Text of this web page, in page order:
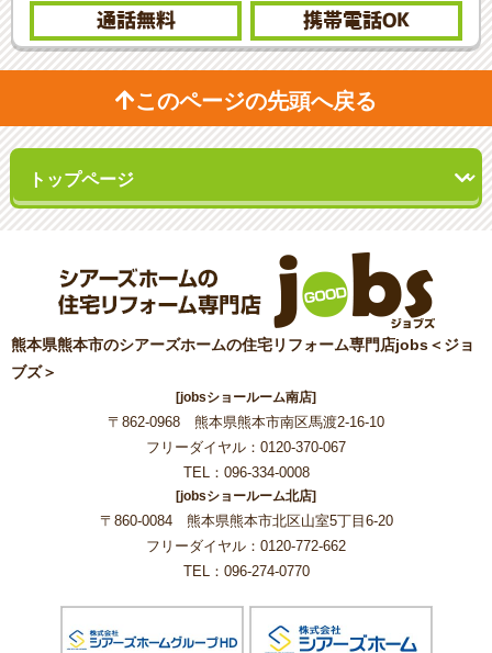
通話無料 携帯電話OK
このページの先頭へ戻る
熊本県熊本市のシアーズホームの住宅リフォーム専門店jobs＜ジョ
ブズ＞
[jobsショールーム南店]
〒862-0968 熊本県熊本市南区馬渡2-16-10
フリーダイヤル：0120-370-067
TEL：096-334-0008
[jobsショールーム北店]
〒860-0084 熊本県熊本市北区山室5丁目6-20
フリーダイヤル：0120-772-662
TEL：096-274-0770